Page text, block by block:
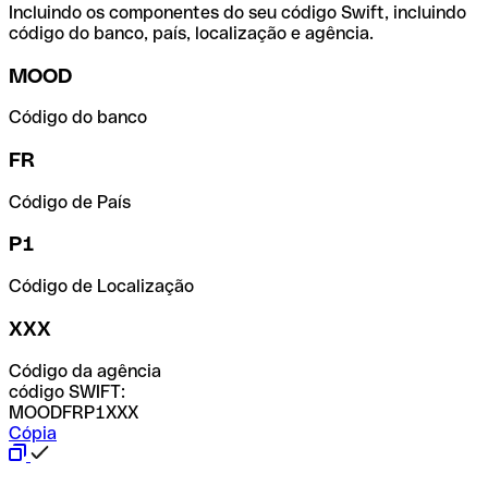
Incluindo os componentes do seu código Swift, incluindo
código do banco, país, localização e agência.
MOOD
Código do banco
FR
Código de País
P1
Código de Localização
XXX
Código da agência
código SWIFT:
MOODFRP1XXX
Cópia